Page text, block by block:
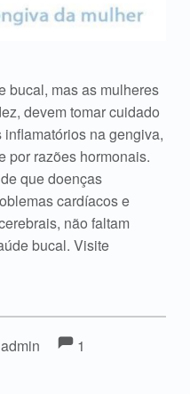
bucal, mas as mulheres
devem tomar cuidado
na gengiva,
por razões hormonais.
que doenças
cardíacos e
não faltam
bucal. Visite
admin
Comentários:
1